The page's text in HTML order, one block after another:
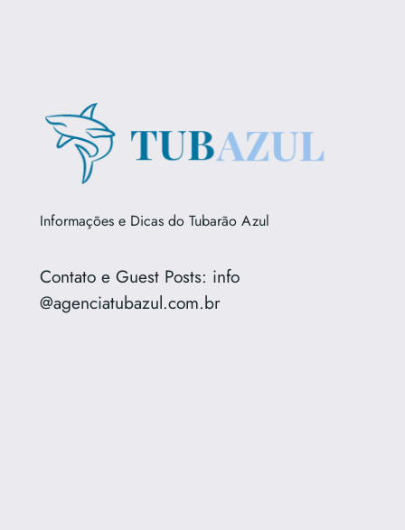
Informações e Dicas do Tubarão Azul
Contato e Guest Posts: info
@agenciatubazul.com.br